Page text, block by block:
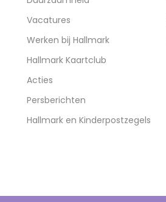
Vacatures
Werken bij Hallmark
Hallmark Kaartclub
Acties
Persberichten
Hallmark en Kinderpostzegels